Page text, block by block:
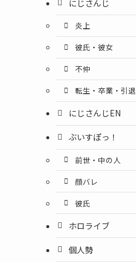
にじさんじ
炎上
彼氏・彼女
不仲
転生・卒業・引退
にじさんじEN
ぶいすぽっ！
前世・中の人
顔バレ
彼氏
ホロライブ
個人勢